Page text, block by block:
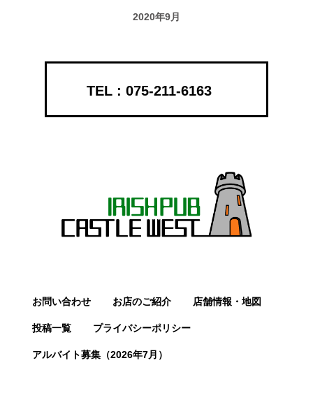
2020年9月
075-211-6163
お問い合わせ お店のご紹介 店舗情報・地図
投稿一覧 プライバシーポリシー
アルバイト募集（2026年7月）